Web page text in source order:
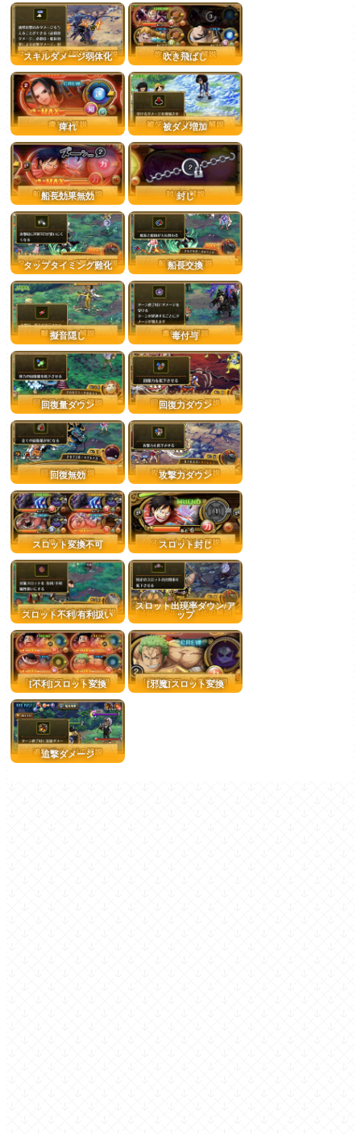
スキルダメージ弱体化 吹き飛ばし
痺れ 被ダメ増加
船長効果無効 封じ
タップタイミング難化 船長交換
擬音隠し 毒付与
回復量ダウン 回復力ダウン
回復無効 攻撃力ダウン
スロット変換不可 スロット封じ
スロット不利/有利扱い
スロット出現率ダウン/ア
ップ
[不利]スロット変換 [邪魔]スロット変換
追撃ダメージ